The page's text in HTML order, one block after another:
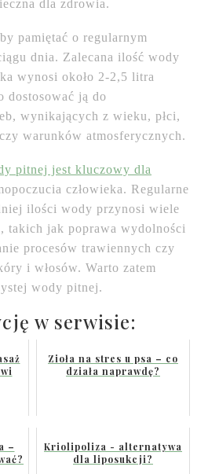
dla zdrowia.
pamiętać o regularnym
dnia. Zalecana ilość wody
wynosi około 2-2,5 litra
dostosować ją do
wynikających z wieku, płci,
warunków atmosferycznych.
pitnej jest kluczowy dla
człowieka. Regularne
ilości wody przynosi wiele
takich jak poprawa wydolności
procesów trawiennych czy
i włosów. Warto zatem
wody pitnej.
w serwisie:
Zioła na stres u psa – co
działa naprawdę?
–
Kriolipoliza - alternatywa
dla liposukcji?